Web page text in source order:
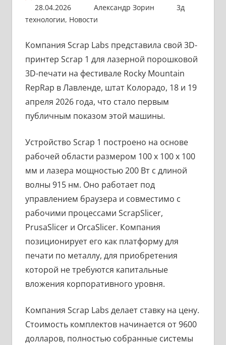
28.04.2026 Александр Зорин
3д
технологии, Новости
Компания Scrap Labs представила свой 3D-
принтер Scrap 1 для лазерной порошковой
3D-печати на фестивале Rocky Mountain
RepRap в Лавленде, штат Колорадо, 18 и 19
апреля 2026 года, что стало первым
публичным показом этой машины.
Устройство Scrap 1 построено на основе
рабочей области размером 100 x 100 x 100
мм и лазера мощностью 200 Вт с длиной
волны 915 нм. Оно работает под
управлением браузера и совместимо с
рабочими процессами ScrapSlicer,
PrusaSlicer и OrcaSlicer. Компания
позиционирует его как платформу для
печати по металлу, для приобретения
которой не требуются капитальные
вложения корпоративного уровня.
Компания Scrap Labs делает ставку на цену.
Стоимость комплектов начинается от 9600
долларов, полностью собранные системы